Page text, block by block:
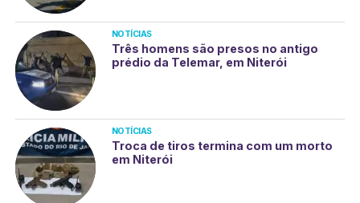
NOTÍCIAS
Três homens são presos no antigo
prédio da Telemar, em Niterói
NOTÍCIAS
Troca de tiros termina com um morto
em Niterói